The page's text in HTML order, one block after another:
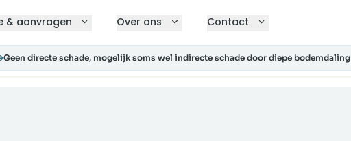
& aanvragen Over ons Contact
Geen directe schade, mogelijk soms wel indirecte schade door diepe bodemdaling